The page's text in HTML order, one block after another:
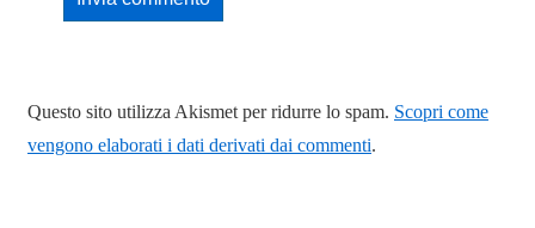
Questo sito utilizza Akismet per ridurre lo spam. Scopri come
vengono elaborati i dati derivati dai commenti.